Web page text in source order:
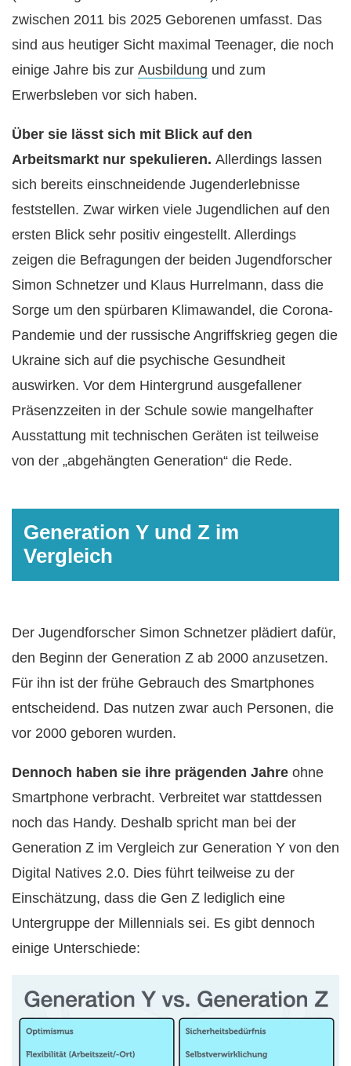
zwischen 2011 bis 2025 Geborenen umfasst. Das
sind aus heutiger Sicht maximal Teenager, die noch
einige Jahre bis zur Ausbildung und zum
Erwerbsleben vor sich haben.
Über sie lässt sich mit Blick auf den
Arbeitsmarkt nur spekulieren. Allerdings lassen
sich bereits einschneidende Jugenderlebnisse
feststellen. Zwar wirken viele Jugendlichen auf den
ersten Blick sehr positiv eingestellt. Allerdings
zeigen die Befragungen der beiden Jugendforscher
Simon Schnetzer und Klaus Hurrelmann, dass die
Sorge um den spürbaren Klimawandel, die Corona-
Pandemie und der russische Angriffskrieg gegen die
Ukraine sich auf die psychische Gesundheit
auswirken. Vor dem Hintergrund ausgefallener
Präsenzzeiten in der Schule sowie mangelhafter
Ausstattung mit technischen Geräten ist teilweise
von der „abgehängten Generation“ die Rede.
Generation Y und Z im
Vergleich
Der Jugendforscher Simon Schnetzer plädiert dafür,
den Beginn der Generation Z ab 2000 anzusetzen.
Für ihn ist der frühe Gebrauch des Smartphones
entscheidend. Das nutzen zwar auch Personen, die
vor 2000 geboren wurden.
Dennoch haben sie ihre prägenden Jahre ohne
Smartphone verbracht. Verbreitet war stattdessen
noch das Handy. Deshalb spricht man bei der
Generation Z im Vergleich zur Generation Y von den
Digital Natives 2.0. Dies führt teilweise zu der
Einschätzung, dass die Gen Z lediglich eine
Untergruppe der Millennials sei. Es gibt dennoch
einige Unterschiede: